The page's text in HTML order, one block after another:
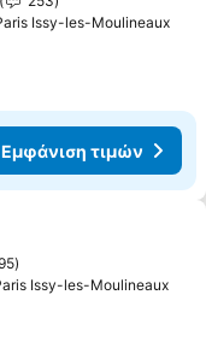
Issy-les-Moulineaux
Εμφάνιση τιμών
στα αγαπημένα
Issy-les-Moulineaux